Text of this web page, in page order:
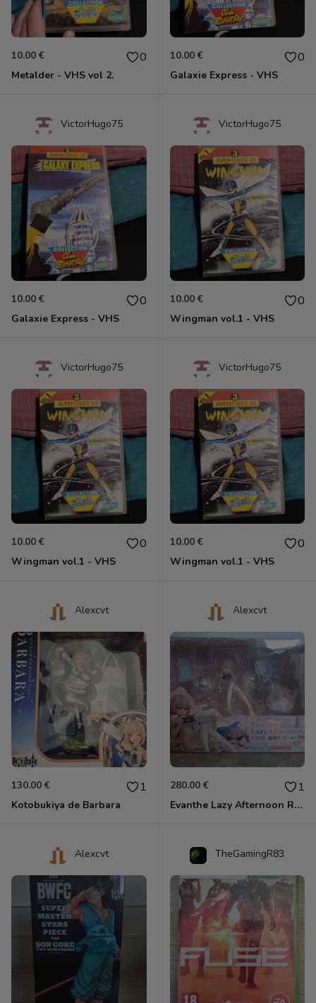
10.00 € 0
Metalder - VHS vol 2.
10.00 € 0
Galaxie Express - VHS
VictorHugo75
10.00 € 0
Galaxie Express - VHS
VictorHugo75
10.00 € 0
Wingman vol.1 - VHS
VictorHugo75
10.00 € 0
Wingman vol.1 - VHS
VictorHugo75
10.00 € 0
Wingman vol.1 - VHS
Alexcvt
130.00 € 1
Kotobukiya de Barbara
Alexcvt
280.00 € 1
Evanthe Lazy Afternoon Red Pride of Eden
Alexcvt TheGamingR83